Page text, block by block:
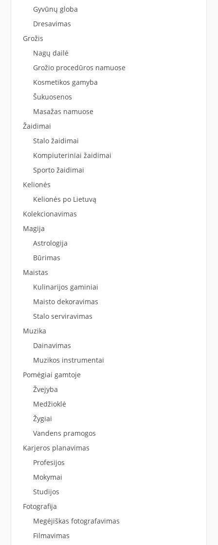
Gyvūnų globa
Dresavimas
Grožis
Nagų dailė
Grožio procedūros namuose
Kosmetikos gamyba
Šukuosenos
Masažas namuose
Žaidimai
Stalo žaidimai
Kompiuteriniai žaidimai
Sporto žaidimai
Kelionės
Kelionės po Lietuvą
Kolekcionavimas
Magija
Astrologija
Būrimas
Maistas
Kulinarijos gaminiai
Maisto dekoravimas
Stalo serviravimas
Muzika
Dainavimas
Muzikos instrumentai
Pomėgiai gamtoje
Žvejyba
Medžioklė
Žygiai
Vandens pramogos
Karjeros planavimas
Profesijos
Mokymai
Studijos
Fotografija
Megėjiškas fotografavimas
Filmavimas